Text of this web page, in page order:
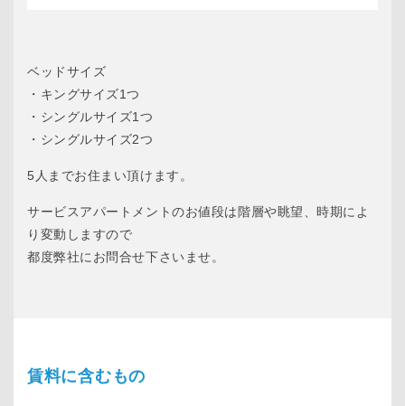
ベッドサイズ
・キングサイズ1つ
・シングルサイズ1つ
・シングルサイズ2つ
5人までお住まい頂けます。
サービスアパートメントのお値段は階層や眺望、時期によ
り変動しますので
都度弊社にお問合せ下さいませ。
賃料に含むもの